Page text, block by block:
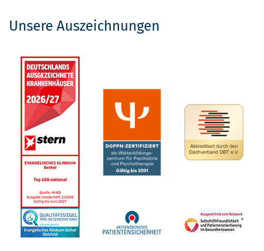
Unsere Auszeichnungen